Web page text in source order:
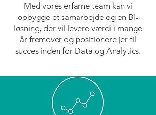
Med vores erfarne team kan vi
opbygge et samarbejde og en BI-
løsning, der vil levere værdi i mange
år fremover og positionere jer til
succes inden for Data og Analytics.